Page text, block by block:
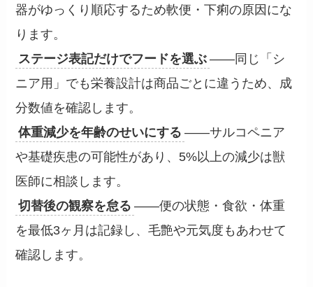
器がゆっくり順応するため軟便・下痢の原因にな
ります。
ステージ表記だけでフードを選ぶ ——同じ「シ
ニア用」でも栄養設計は商品ごとに違うため、成
分数値を確認します。
体重減少を年齢のせいにする ——サルコペニア
や基礎疾患の可能性があり、5%以上の減少は獣
医師に相談します。
切替後の観察を怠る ——便の状態・食欲・体重
を最低3ヶ月は記録し、毛艶や元気度もあわせて
確認します。